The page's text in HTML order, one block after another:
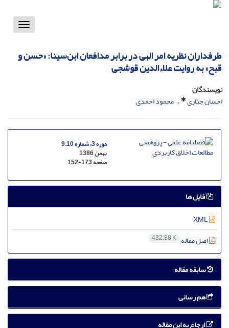
Toggle
طرفداران نظریه امر الهی در برابر مدافعان ابن‌سینا: «حسن و
قبح» به روایت علاءالدین قوشجی
نویسندگان
احسان جبّاری
محمود احمدی
دوره 3، شماره 9.10
بهمن 1386
صفحه152-173
فایل ها
اصل مقاله 432.88 K
سابقه مقاله
هم رسانی
ارجاع به این مقاله